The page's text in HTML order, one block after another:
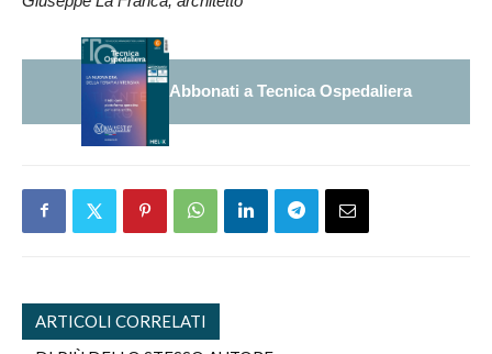
Abbonati a Tecnica Ospedaliera
ARTICOLI CORRELATI